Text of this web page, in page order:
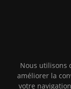
Nous utilisons
améliorer la
votre